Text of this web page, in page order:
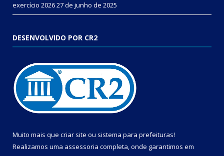
exercício 202627 de junho de 2025
DESENVOLVIDO POR CR2
Muito mais que criar site ou sistema para prefeituras!
Realizamos uma assessoria completa, onde garantimos em